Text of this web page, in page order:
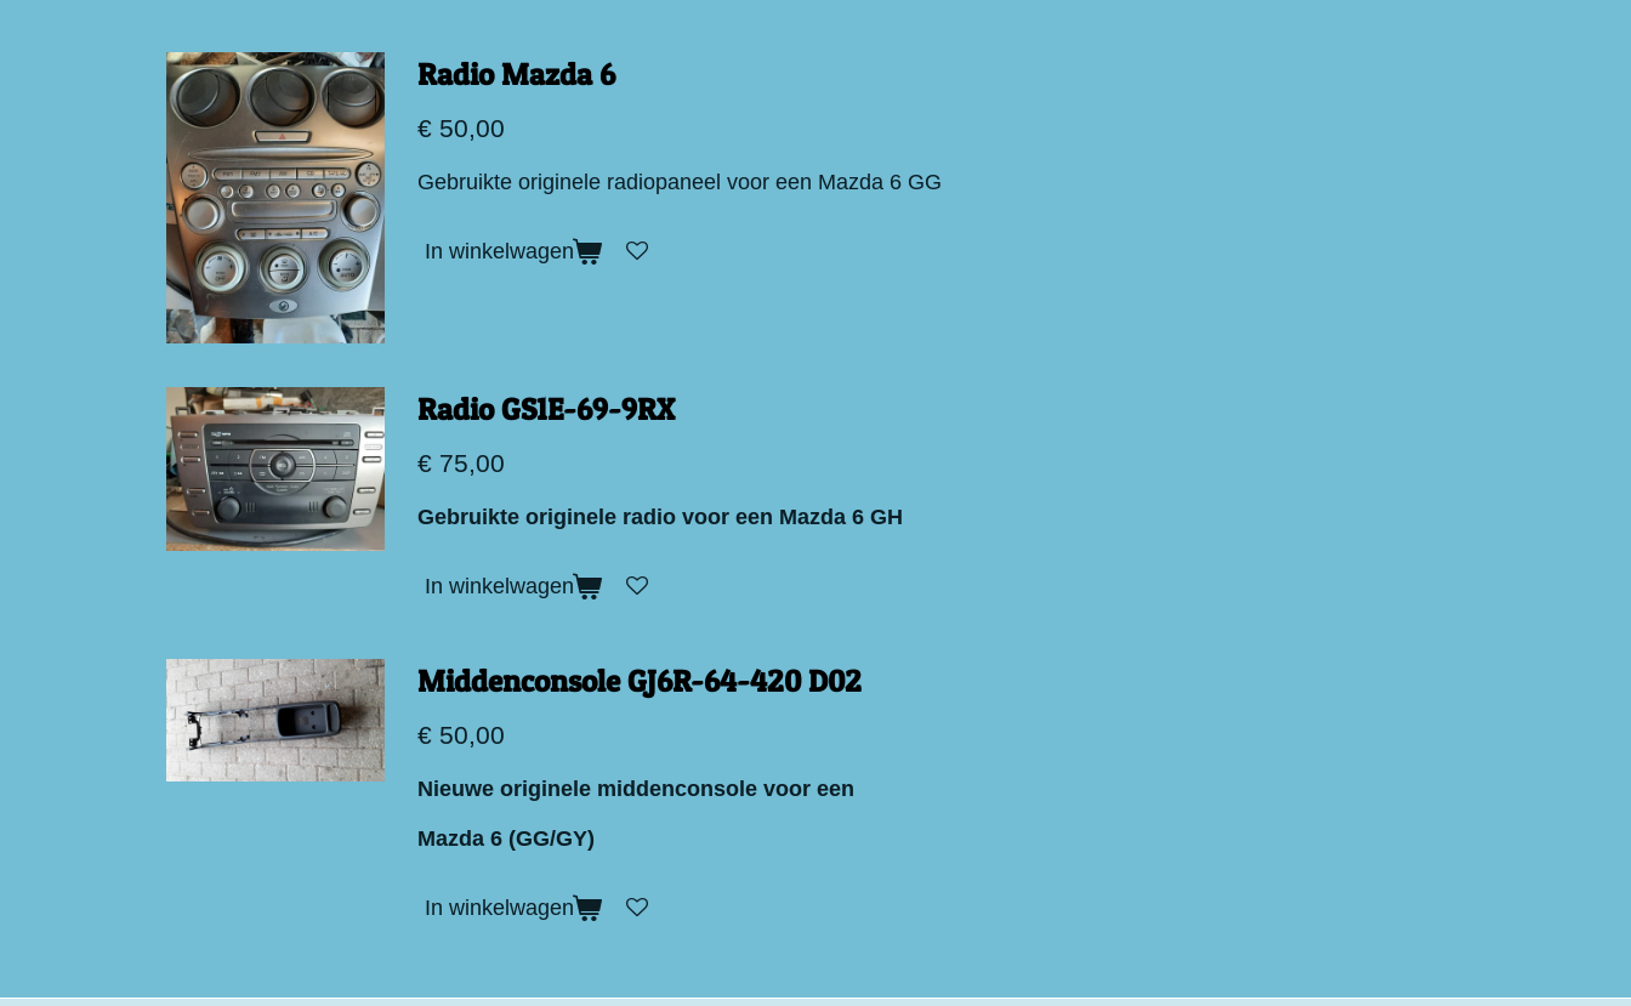
Radio Mazda 6
€ 50,00
Gebruikte originele radiopaneel voor een Mazda 6 GG
In winkelwagen
Radio GS1E-69-9RX
€ 75,00
Gebruikte originele radio voor een Mazda 6 GH
In winkelwagen
Middenconsole GJ6R-64-420 D02
€ 50,00
Nieuwe originele middenconsole voor een
Mazda 6 (GG/GY)
In winkelwagen